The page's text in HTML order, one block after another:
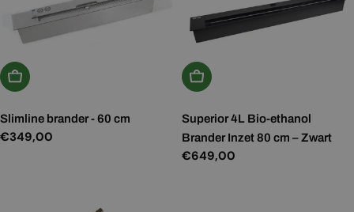
In Winkelwagen
Slimline brander - 60 cm
Normale
€349,00
In Winkelwagen
Superior 4L Bio-ethanol
Brander Inzet 80 cm – Zwart
Normale
€649,00